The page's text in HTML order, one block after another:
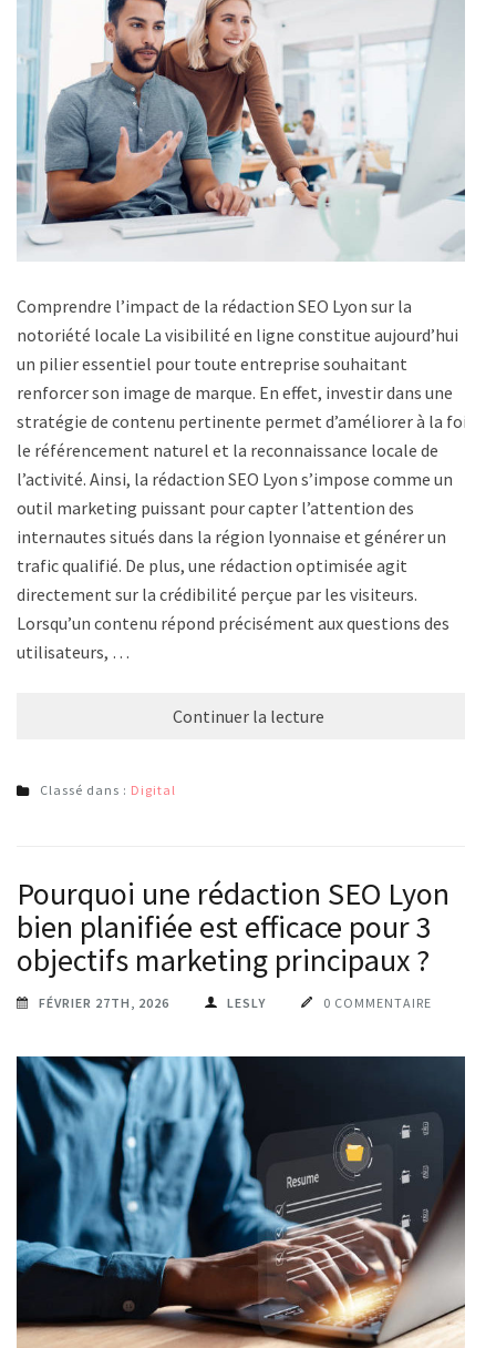
Comprendre l’impact de la rédaction SEO Lyon sur la
notoriété locale La visibilité en ligne constitue aujourd’hui
un pilier essentiel pour toute entreprise souhaitant
renforcer son image de marque. En effet, investir dans une
stratégie de contenu pertinente permet d’améliorer à la fois
le référencement naturel et la reconnaissance locale de
l’activité. Ainsi, la rédaction SEO Lyon s’impose comme un
outil marketing puissant pour capter l’attention des
internautes situés dans la région lyonnaise et générer un
trafic qualifié. De plus, une rédaction optimisée agit
directement sur la crédibilité perçue par les visiteurs.
Lorsqu’un contenu répond précisément aux questions des
utilisateurs, …
Continuer la lecture
Classé dans : Digital
Pourquoi une rédaction SEO Lyon
bien planifiée est efficace pour 3
objectifs marketing principaux ?
FÉVRIER 27TH, 2026 LESLY 0 COMMENTAIRE